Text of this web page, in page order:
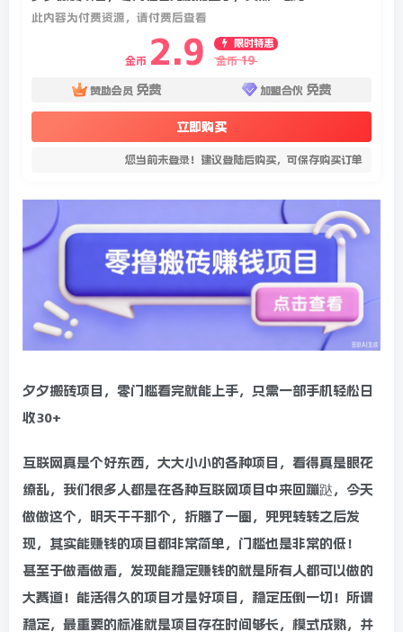
此内容为付费资源，请付费后查看
金币 2.9
限时特惠
金币 19
赞助会员 免费 加盟合伙 免费
立即购买
您当前未登录！建议登陆后购买，可保存购买订单
夕夕搬砖项目，零门槛看完就能上手，只需一部手机轻松日
收30+
互联网真是个好东西，大大小小的各种项目，看得真是眼花
缭乱，我们很多人都是在各种互联网项目中来回蹦跶，今天
做做这个，明天干干那个，折腾了一圈，兜兜转转之后发
现，其实能赚钱的项目都非常简单，门槛也是非常的低！
甚至于做着做着，发现能稳定赚钱的就是所有人都可以做的
大赛道！能活得久的项目才是好项目，稳定压倒一切！所谓
稳定，最重要的标准就是项目存在时间够长，模式成熟，并